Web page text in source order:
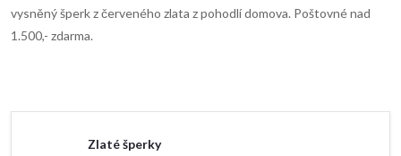
vysněný šperk z červeného zlata z pohodlí domova. Poštovné nad
1.500,- zdarma.
Zlaté šperky